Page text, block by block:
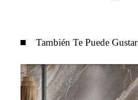
También Te Puede Gustar